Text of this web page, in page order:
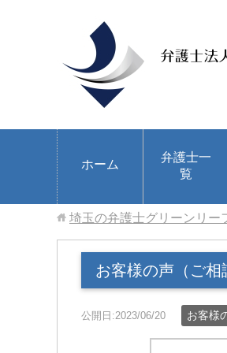
ホーム
弁護士一
覧
埼玉の弁護士グリーンリー
お客様の声（ご相
公開日:2023/06/20 お客様